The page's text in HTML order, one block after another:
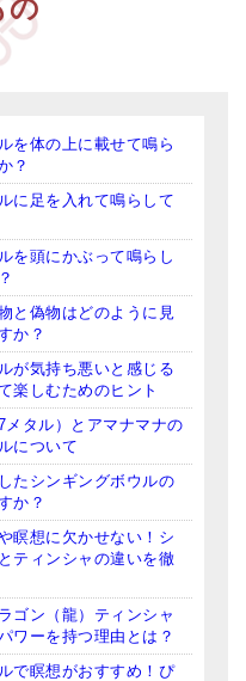
座）
）
の
を体の上に載せて鳴ら
？
に足を入れて鳴らして
を頭にかぶって鳴らし
と偽物はどのように見
か？
が気持ち悪いと感じる
楽しむためのヒント
メタル）とアマナマナの
について
たシンギングボウルの
か？
瞑想に欠かせない！シ
ティンシャの違いを徹
ゴン（龍）ティンシャ
ワーを持つ理由とは？
で瞑想がおすすめ！ぴ